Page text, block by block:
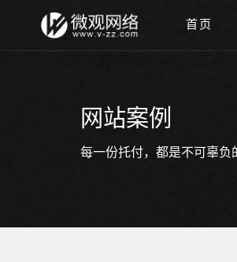
首页
网站案例
每一份托付，都是不可辜负